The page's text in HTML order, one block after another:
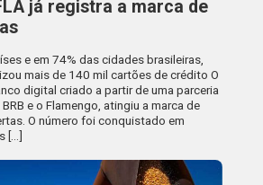
já registra a marca de
e em 74% das cidades brasileiras,
mais de 140 mil cartões de crédito O
digital criado a partir de uma parceria
e o Flamengo, atingiu a marca de
O número foi conquistado em
[…]